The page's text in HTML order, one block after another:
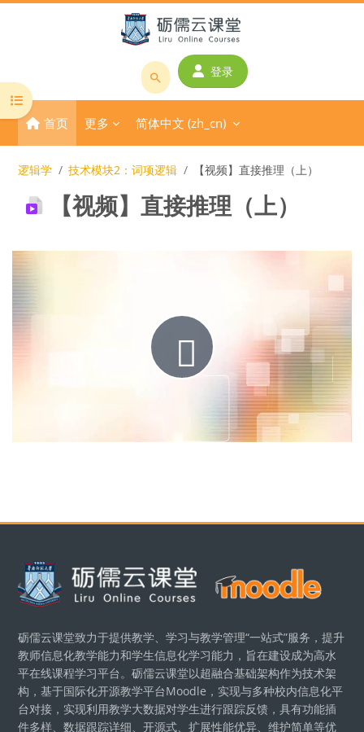
搜
课
程
或
师
登录
首页 更多 简体中文 ‎(zh_cn)‎
打开课程索引
逻辑学 技术模块2：词项逻辑 【视频】直接推理（上）
【视频】直接推理（上）
完成条件
播
放
视
频
版块
砺儒云课堂致力于提供教学、学习与教学管理“一站式”服务，提升
教师信息化教学能力和学生信息化学习能力，旨在建设成为高水
平在线课程学习平台。砺儒云课堂以超融合基础架构作为技术架
构，基于国际化开源教学平台Moodle，实现与多种校内信息化平
台对接，实现利用教学大数据对学生进行跟踪反馈，具有功能插
件多样、数据跟踪详细、开源式、扩展性能优异、维护简单等优